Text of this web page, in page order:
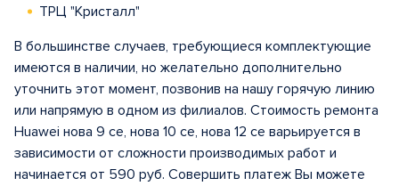
ТРЦ "Кристалл"
В большинстве случаев, требующиеся комплектующие
имеются в наличии, но желательно дополнительно
уточнить этот момент, позвонив на нашу горячую линию
или напрямую в одном из филиалов. Стоимость ремонта
Huawei нова 9 се, нова 10 се, нова 12 се варьируется в
зависимости от сложности производимых работ и
начинается от 590 руб. Совершить платеж Вы можете